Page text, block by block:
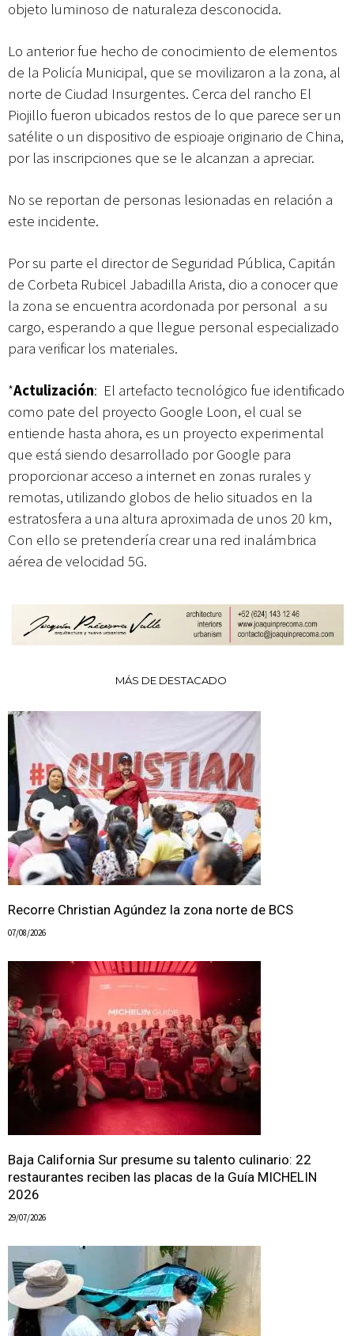
objeto luminoso de naturaleza desconocida.
Lo anterior fue hecho de conocimiento de elementos
de la Policía Municipal, que se movilizaron a la zona, al
norte de Ciudad Insurgentes. Cerca del rancho El
Piojillo fueron ubicados restos de lo que parece ser un
satélite o un dispositivo de espioaje originario de China,
por las inscripciones que se le alcanzan a apreciar.
No se reportan de personas lesionadas en relación a
este incidente.
Por su parte el director de Seguridad Pública, Capitán
de Corbeta Rubicel Jabadilla Arista, dio a conocer que
la zona se encuentra acordonada por personal a su
cargo, esperando a que llegue personal especializado
para verificar los materiales.
*Actulización: El artefacto tecnológico fue identificado
como pate del proyecto Google Loon, el cual se
entiende hasta ahora, es un proyecto experimental
que está siendo desarrollado por Google para
proporcionar acceso a internet en zonas rurales y
remotas, utilizando globos de helio situados en la
estratosfera a una altura aproximada de unos 20 km,
Con ello se pretendería crear una red inalámbrica
aérea de velocidad 5G.
MÁS DE DESTACADO
Recorre Christian Agúndez la zona norte de BCS
07/08/2026
Baja California Sur presume su talento culinario: 22
restaurantes reciben las placas de la Guía MICHELIN
2026
29/07/2026